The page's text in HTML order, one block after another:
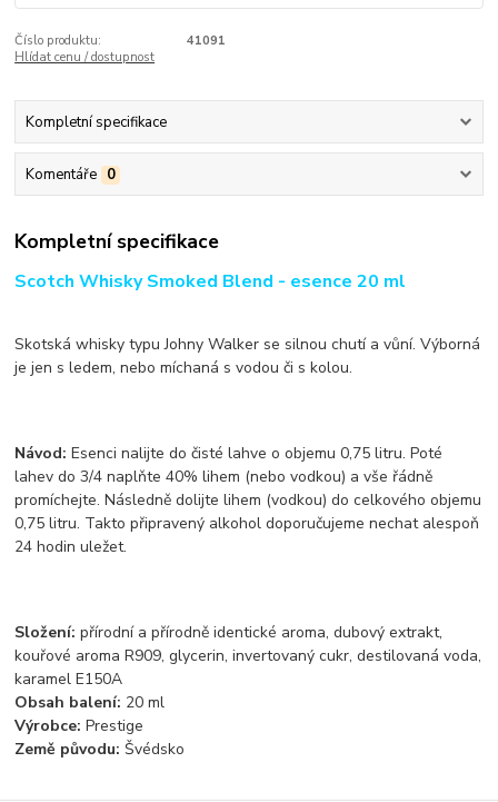
Číslo produktu:
41091
Hlídat cenu / dostupnost
Kompletní specifikace
Komentáře 0
Kompletní specifikace
Scotch Whisky Smoked Blend - esence 20 ml
Skotská whisky typu Johny Walker se silnou chutí a vůní. Výborná
je jen s ledem, nebo míchaná s vodou či s kolou.
Návod: Esenci nalijte do čisté lahve o objemu 0,75 litru. Poté
lahev do 3/4 naplňte 40% lihem (nebo vodkou) a vše řádně
promíchejte. Následně dolijte lihem (vodkou) do celkového objemu
0,75 litru. Takto připravený alkohol doporučujeme nechat alespoň
24 hodin uležet.
Složení: přírodní a přírodně identické aroma, dubový extrakt,
kouřové aroma R909, glycerin, invertovaný cukr, destilovaná voda,
karamel E150A
Obsah balení: 20 ml
Výrobce: Prestige
Země původu:Švédsko